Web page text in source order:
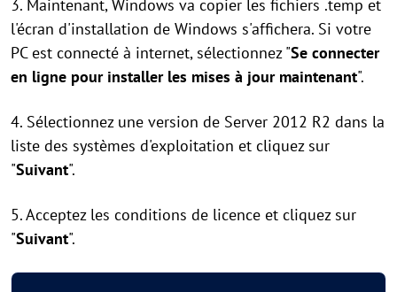
3. Maintenant, Windows va copier les fichiers .temp et
l'écran d'installation de Windows s'affichera. Si votre
PC est connecté à internet, sélectionnez "Se connecter
en ligne pour installer les mises à jour maintenant".
4. Sélectionnez une version de Server 2012 R2 dans la
liste des systèmes d'exploitation et cliquez sur
"Suivant".
5. Acceptez les conditions de licence et cliquez sur
"Suivant".